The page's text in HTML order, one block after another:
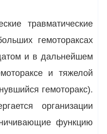
травматические
гемотораксах
и в дальнейшем
и тяжелой
гемо­торакс).
организации
функцию